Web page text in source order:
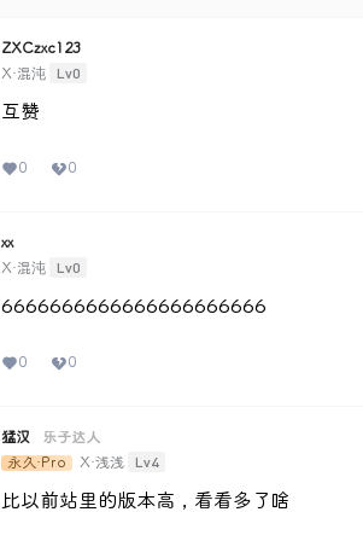
ZXCzxc123
X·混沌
Lv0
互赞
0 0
xx
X·混沌
Lv0
6666666666666666666666
0 0
猛汉
乐子达人
永久·Pro
X·浅浅 Lv4
比以前站里的版本高，看看多了啥